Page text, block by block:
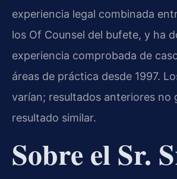
experiencia legal combinada
los Of Counsel del bufete, y ha
experiencia comprobada de
áreas de práctica desde 1997.
varían; resultados anteriores no
resultado similar.
Sobre el Sr.